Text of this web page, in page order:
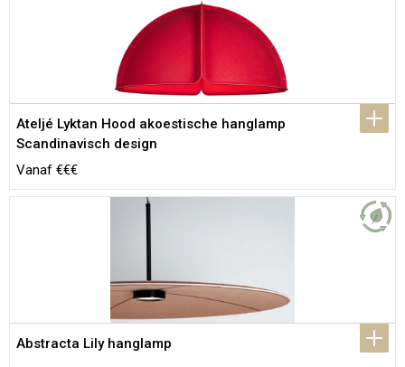
Ateljé Lyktan Hood akoestische hanglamp
Scandinavisch design
Vanaf €€€
Abstracta Lily hanglamp